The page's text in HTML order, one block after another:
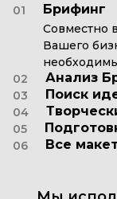
01 Брифинг
Совместно
Вашего
02
Анализ
03 Поиск
04
05
06 Все